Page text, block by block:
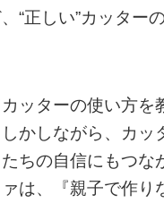
“正しい”カッター
ッターの使い方
かしながら、カッ
ちの自信にもつ
は、『親子で作